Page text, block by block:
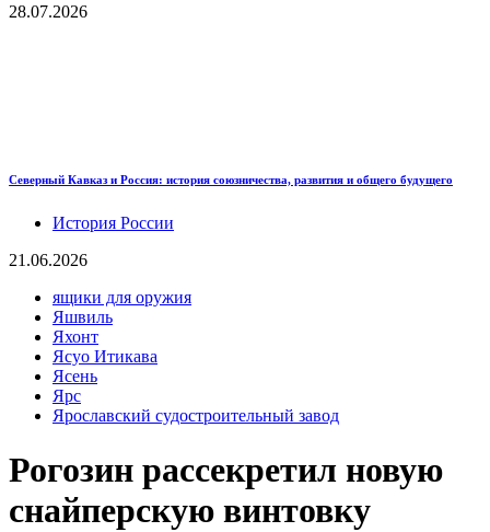
28.07.2026
Северный Кавказ и Россия: история союзничества, развития и общего будущего
История России
21.06.2026
ящики для оружия
Яшвиль
Яхонт
Ясуо Итикава
Ясень
Ярс
Ярославский судостроительный завод
Рогозин рассекретил новую
снайперскую винтовку